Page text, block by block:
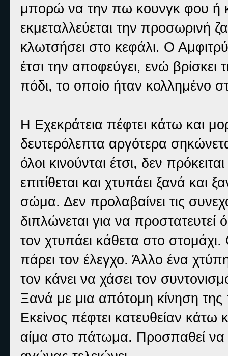
μπορώ να την πω κουνγκ φου ή
εκμεταλλεύεται την προσωρινή
κλωτσήσει στο κεφάλι. Ο
έτσι την αποφεύγει, ενώ
πόδι, το οποίο ήταν κολλημένο
Η Εχεκράτεια πέφτει κάτω και
δευτερόλεπτα αργότερα
όλοι κινούνται έτσι, δεν
επιτίθεται και χτυπάει ξανά
σώμα. Δεν προλαβαίνει τις
διπλώνεται για να
τον χτυπάει κάθετα στο
πάρει τον έλεγχο. Άλλο ένα
τον κάνει να χάσει τον
Ξανά με μια απότομη κίνηση
Εκείνος πέφτει κατευθείαν κάτω
αίμα στο πάτωμα. Προσπαθεί να